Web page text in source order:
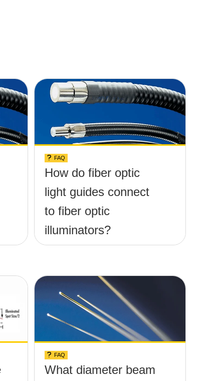
FAQ
How do fiber optic
light guides connect
to fiber optic
illuminators?
FAQ
What diameter beam